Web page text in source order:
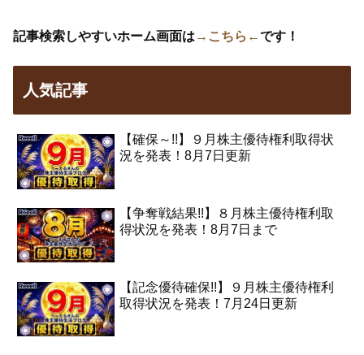
記事検索しやすいホーム画面は →こちら←です！
人気記事
【確保～!!】９月株主優待権利取得状
況を発表！8月7日更新
【争奪戦結果!!】８月株主優待権利取
得状況を発表！8月7日まで
【記念優待確保!!】９月株主優待権利
取得状況を発表！7月24日更新